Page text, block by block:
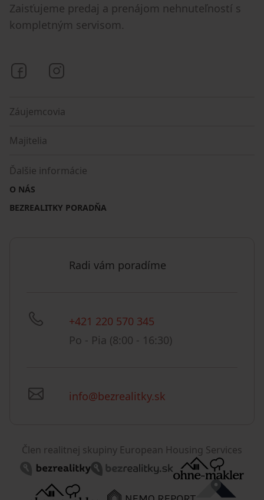
Zaisťujeme predaj a prenájom nehnuteľností s
kompletným servisom.
Bezrealitky na Facebooku
Záujemcovia
Majitelia
Ďalšie informácie
O NÁS
BEZREALITKY PORADŇA
Radi vám poradíme
+421 220 570 345
Po - Pia (8:00 - 16:30)
info@bezrealitky.sk
Člen realitnej skupiny European Housing Services